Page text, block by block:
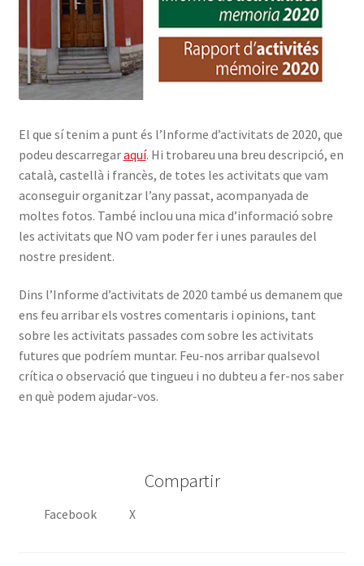
El que sí tenim a punt és l’Informe d’activitats de 2020, que
podeu descarregaraquí. Hi trobareu una breu descripció, en
català, castellà i francès, de totes les activitats que vam
aconseguir organitzar l’any passat, acompanyada de
moltes fotos. També inclou una mica d’informació sobre
les activitats que NO vam poder fer i unes paraules del
nostre president.
Dins l’Informe d’activitats de 2020 també us demanem que
ens feu arribar els vostres comentaris i opinions, tant
sobre les activitats passades com sobre les activitats
futures que podríem muntar. Feu-nos arribar qualsevol
crítica o observació que tingueu i no dubteu a fer-nos saber
en què podem ajudar-vos.
Compartir
Facebook X